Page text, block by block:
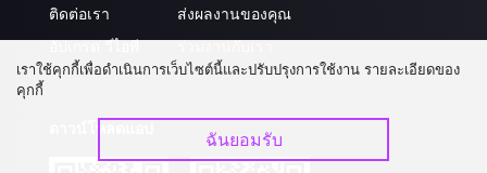
ติดต่อเรา
อัปเกรด วีไอพี
ส่งผลงานของคุณ
ร่วมงานกับเรา
เราใช้คุกกี้เพื่อดำเนินการเว็บไซต์นี้และปรับปรุงการใช้งาน รายละเอียดของ
คุกกี้
ฉันยอมรับ